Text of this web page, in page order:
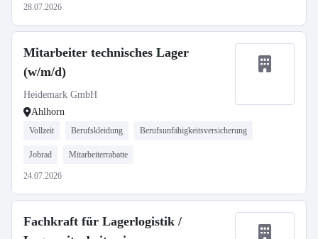
28.07.2026
Mitarbeiter technisches Lager
(w/m/d)
Heidemark GmbH
Ahlhorn
Vollzeit Berufskleidung Berufsunfähigkeitsversicherung
Jobrad Mitarbeiterrabatte
24.07.2026
Fachkraft für Lagerlogistik /